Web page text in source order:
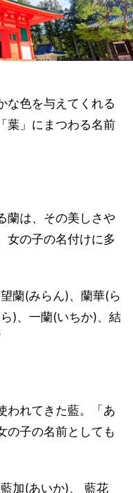
な色を与えてくれる
葉」にまつわる名前
蘭は、その美しさや
女の子の名付けに多
蘭(みらん)、蘭華(ら
)、一蘭(いちか)、結
われてきた藍。「あ
の子の名前としても
加(あいか)、 藍花